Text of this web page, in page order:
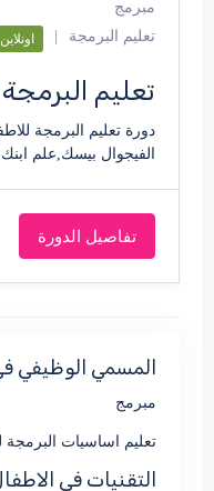
مبرمج
تعليم البرمجة
اونلاين
تعليم
دورة تعليم البرمجة
الفيجوال بيسك,علم
تفاصيل الدورة
المسمي الوظيفي
مبرمج
تعليم اساسيات
التقنيات في